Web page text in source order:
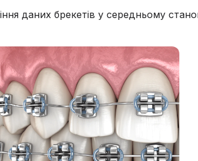
даних брекетів у середньому